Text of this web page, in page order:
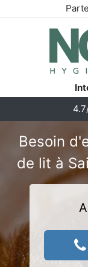
4.7
Besoin
de lit à